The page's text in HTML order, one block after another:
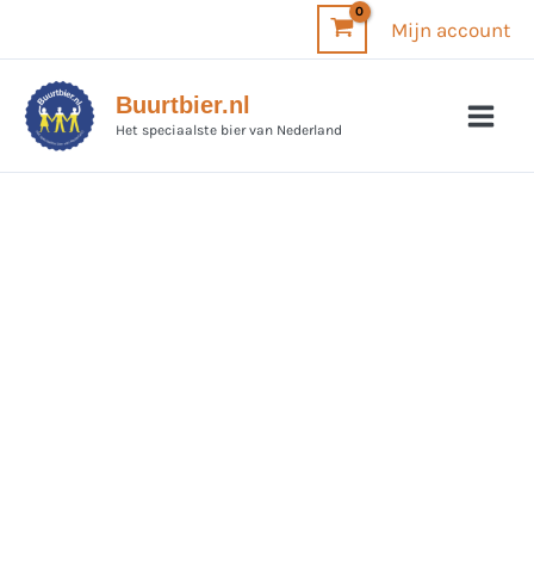
inhoud
Mijn account
Buurtbier.nl
Het speciaalste bier van Nederland